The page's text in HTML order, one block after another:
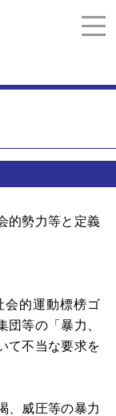
的勢力等と定義
会的運動標榜ゴ
団等の「暴力、
て不当な要求を
、威圧等の暴力